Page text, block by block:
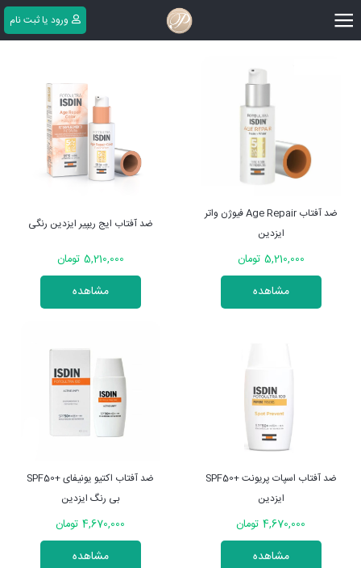
||| ورود یا ثبت ‌نام
ضد آفتاب Age Repair فیوژن واتر
ایزدین
5,210,000 تومان
مشاهده
ضد آفتاب ایج ریپیر ایزدین رنگی
5,210,000 تومان
مشاهده
ضد آفتاب اسپات پریونت +SPF50
ایزدین
4,670,000 تومان
مشاهده
ضد آفتاب اکتیو یونیفای +SPF50
بی رنگ ایزدین
4,670,000 تومان
مشاهده